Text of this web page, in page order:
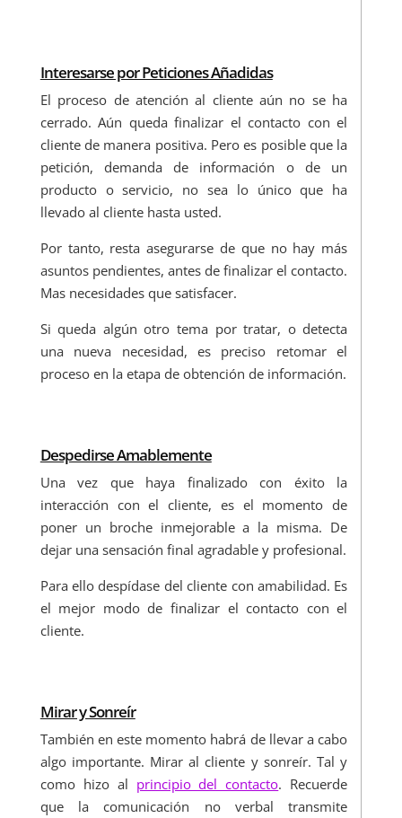
Interesarse por Peticiones Añadidas
El proceso de atención al cliente aún no se ha
cerrado. Aún queda finalizar el contacto con el
cliente de manera positiva. Pero es posible que la
petición, demanda de información o de un
producto o servicio, no sea lo único que ha
llevado al cliente hasta usted.
Por tanto, resta asegurarse de que no hay más
asuntos pendientes, antes de finalizar el contacto.
Mas necesidades que satisfacer.
Si queda algún otro tema por tratar, o detecta
una nueva necesidad, es preciso retomar el
proceso en la etapa de obtención de información.
Despedirse Amablemente
Una vez que haya finalizado con éxito la
interacción con el cliente, es el momento de
poner un broche inmejorable a la misma. De
dejar una sensación final agradable y profesional.
Para ello despídase del cliente con amabilidad. Es
el mejor modo de finalizar el contacto con el
cliente.
Mirar y Sonreír
También en este momento habrá de llevar a cabo
algo importante. Mirar al cliente y sonreír. Tal y
como hizo al principio del contacto. Recuerde
que la comunicación no verbal transmite